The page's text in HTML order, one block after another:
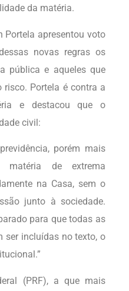
da matéria.
Portela apresentou voto
novas regras os
pública e aqueles que
risco. Portela é contra a
e destacou que o
civil:
porém mais
de extrema
na Casa, sem o
junto à sociedade.
para que todas as
ser incluídas no texto, o
(PRF), a que mais